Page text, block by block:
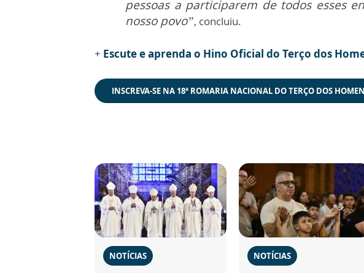
pessoas a participarem de todos esses
nosso povo”, concluiu.
+ Escute e aprenda o Hino Oficial do Terço dos
INSCREVA-SE NA 18ª ROMARIA NACIONAL DO TERÇO DOS
NOTÍCIAS NOTÍCIAS